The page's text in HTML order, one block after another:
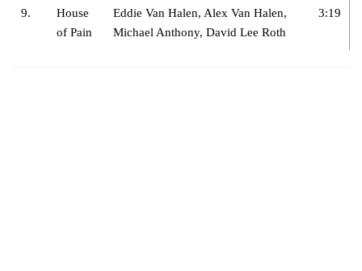
9.
House
of Pain
Eddie Van Halen, Alex Van Halen,
Michael Anthony, David Lee Roth
3:19